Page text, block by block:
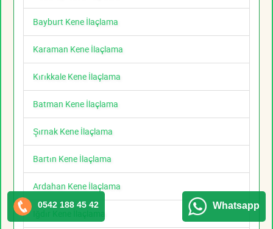
Bayburt Kene İlaçlama
Karaman Kene İlaçlama
Kırıkkale Kene İlaçlama
Batman Kene İlaçlama
Şırnak Kene İlaçlama
Bartın Kene İlaçlama
Ardahan Kene İlaçlama
0542 188 45 42 Whatsapp